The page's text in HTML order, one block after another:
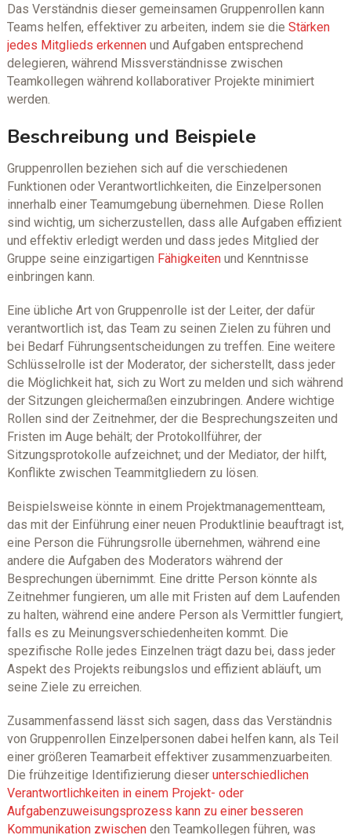
Das Verständnis dieser gemeinsamen Gruppenrollen kann
Teams helfen, effektiver zu arbeiten, indem sie die Stärken
jedes Mitglieds erkennenund Aufgaben entsprechend
delegieren, während Missverständnisse zwischen
Teamkollegen während kollaborativer Projekte minimiert
werden.
Beschreibung und Beispiele
Gruppenrollen beziehen sich auf die verschiedenen
Funktionen oder Verantwortlichkeiten, die Einzelpersonen
innerhalb einer Teamumgebung übernehmen. Diese Rollen
sind wichtig, um sicherzustellen, dass alle Aufgaben effizient
und effektiv erledigt werden und dass jedes Mitglied der
Gruppe seine einzigartigen Fähigkeitenund Kenntnisse
einbringen kann.
Eine übliche Art von Gruppenrolle ist der Leiter, der dafür
verantwortlich ist, das Team zu seinen Zielen zu führen und
bei Bedarf Führungsentscheidungen zu treffen. Eine weitere
Schlüsselrolle ist der Moderator, der sicherstellt, dass jeder
die Möglichkeit hat, sich zu Wort zu melden und sich während
der Sitzungen gleichermaßen einzubringen. Andere wichtige
Rollen sind der Zeitnehmer, der die Besprechungszeiten und
Fristen im Auge behält; der Protokollführer, der
Sitzungsprotokolle aufzeichnet; und der Mediator, der hilft,
Konflikte zwischen Teammitgliedern zu lösen.
Beispielsweise könnte in einem Projektmanagementteam,
das mit der Einführung einer neuen Produktlinie beauftragt ist,
eine Person die Führungsrolle übernehmen, während eine
andere die Aufgaben des Moderators während der
Besprechungen übernimmt. Eine dritte Person könnte als
Zeitnehmer fungieren, um alle mit Fristen auf dem Laufenden
zu halten, während eine andere Person als Vermittler fungiert,
falls es zu Meinungsverschiedenheiten kommt. Die
spezifische Rolle jedes Einzelnen trägt dazu bei, dass jeder
Aspekt des Projekts reibungslos und effizient abläuft, um
seine Ziele zu erreichen.
Zusammenfassend lässt sich sagen, dass das Verständnis
von Gruppenrollen Einzelpersonen dabei helfen kann, als Teil
einer größeren Teamarbeit effektiver zusammenzuarbeiten.
Die frühzeitige Identifizierung dieser unterschiedlichen
Verantwortlichkeiten in einem Projekt- oder
Aufgabenzuweisungsprozess kann zu einer besseren
Kommunikation zwischenden Teamkollegen führen, was